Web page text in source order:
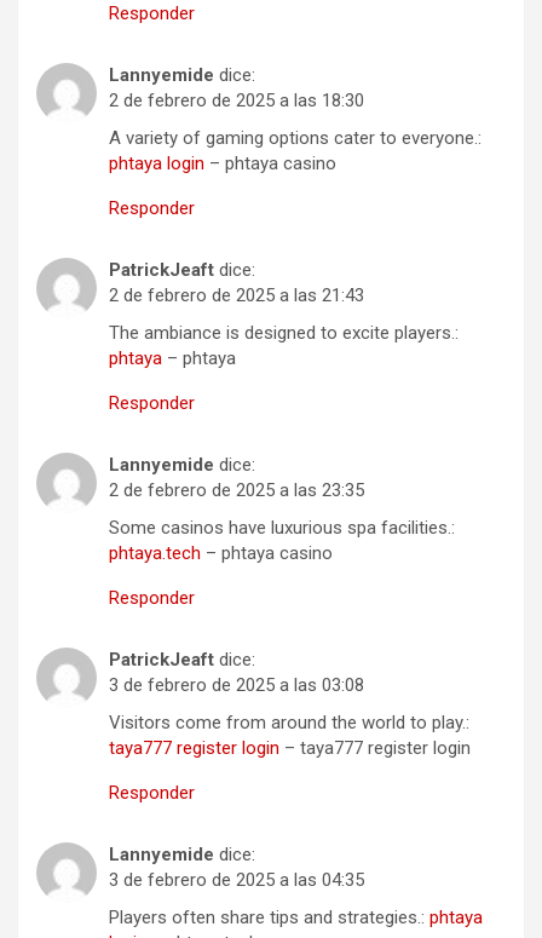
Responder
Lannyemide dice:
2 de febrero de 2025 a las 18:30
A variety of gaming options cater to everyone.:
phtaya login – phtaya casino
Responder
PatrickJeaft dice:
2 de febrero de 2025 a las 21:43
The ambiance is designed to excite players.:
phtaya – phtaya
Responder
Lannyemide dice:
2 de febrero de 2025 a las 23:35
Some casinos have luxurious spa facilities.:
phtaya.tech – phtaya casino
Responder
PatrickJeaft dice:
3 de febrero de 2025 a las 03:08
Visitors come from around the world to play.:
taya777 register login – taya777 register login
Responder
Lannyemide dice:
3 de febrero de 2025 a las 04:35
Players often share tips and strategies.: phtaya